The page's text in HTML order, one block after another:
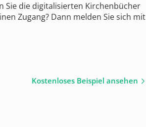
Sie die digitalisierten Kirchenbücher
Zugang? Dann melden Sie sich mit
Kostenloses Beispiel ansehen